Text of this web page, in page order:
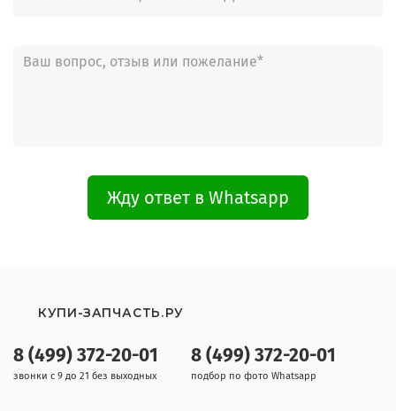
Жду ответ в Whatsapp
8 (499) 372-20-01
звонки с 9 до 21 без выходных
8 (499) 372-20-01
подбор по фото Whatsapp
КУПИ-ЗАПЧАСТЬ.РУ